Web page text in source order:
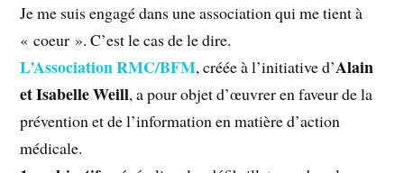
Je me suis engagé dans une association qui me tient à
« coeur ». C’est le cas de le dire.
L’Association RMC/BFM, créée à l’initiative d’Alain
et Isabelle Weill, a pour objet d’œuvrer en faveur de la
prévention et de l’information en matière d’action
médicale.